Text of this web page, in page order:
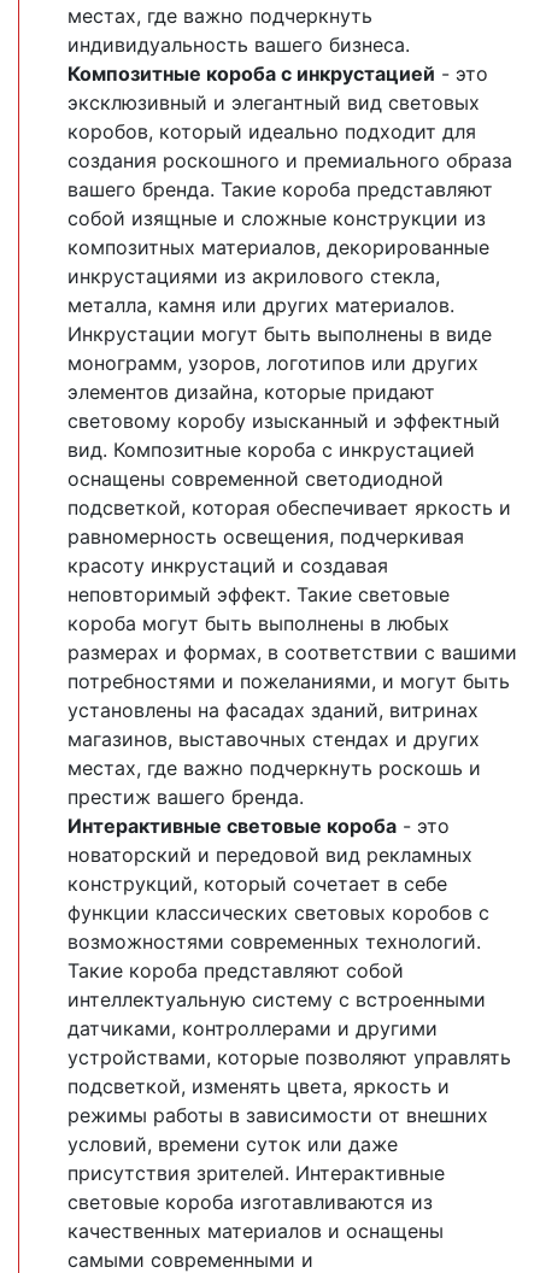
местах, где важно подчеркнуть
индивидуальность вашего бизнеса.
Композитные короба с инкрустацией - это
эксклюзивный и элегантный вид световых
коробов, который идеально подходит для
создания роскошного и премиального образа
вашего бренда. Такие короба представляют
собой изящные и сложные конструкции из
композитных материалов, декорированные
инкрустациями из акрилового стекла,
металла, камня или других материалов.
Инкрустации могут быть выполнены в виде
монограмм, узоров, логотипов или других
элементов дизайна, которые придают
световому коробу изысканный и эффектный
вид. Композитные короба с инкрустацией
оснащены современной светодиодной
подсветкой, которая обеспечивает яркость и
равномерность освещения, подчеркивая
красоту инкрустаций и создавая
неповторимый эффект. Такие световые
короба могут быть выполнены в любых
размерах и формах, в соответствии с вашими
потребностями и пожеланиями, и могут быть
установлены на фасадах зданий, витринах
магазинов, выставочных стендах и других
местах, где важно подчеркнуть роскошь и
престиж вашего бренда.
Интерактивные световые короба - это
новаторский и передовой вид рекламных
конструкций, который сочетает в себе
функции классических световых коробов с
возможностями современных технологий.
Такие короба представляют собой
интеллектуальную систему с встроенными
датчиками, контроллерами и другими
устройствами, которые позволяют управлять
подсветкой, изменять цвета, яркость и
режимы работы в зависимости от внешних
условий, времени суток или даже
присутствия зрителей. Интерактивные
световые короба изготавливаются из
качественных материалов и оснащены
самыми современными и